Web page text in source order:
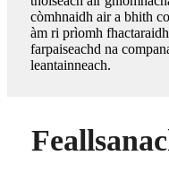
còmhnaidh air a bhith
àm ri prìomh
farpaiseachd na
leantainneach.